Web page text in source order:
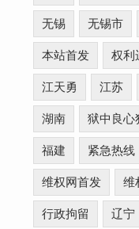
无锡 无锡市
本站首发 权利
江天勇 江苏
湖南 狱中良心
福建 紧急热线
维权网首发 维
行政拘留 辽宁